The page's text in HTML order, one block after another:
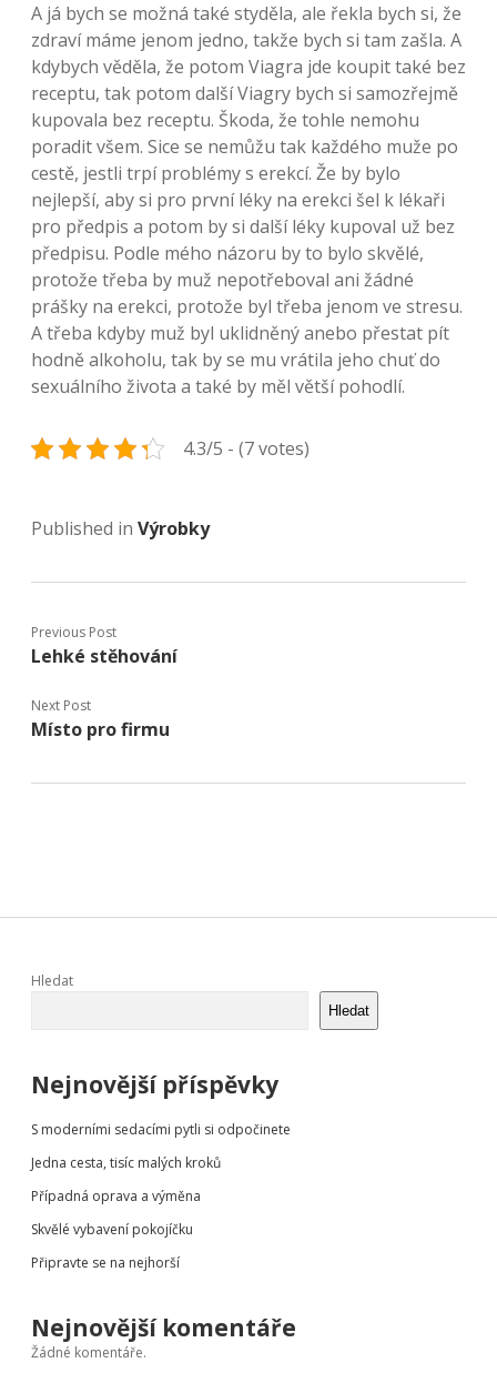
A já bych se možná také styděla, ale řekla bych si, že
zdraví máme jenom jedno, takže bych si tam zašla. A
kdybych věděla, že potom Viagra jde koupit také bez
receptu, tak potom další Viagry bych si samozřejmě
kupovala bez receptu. Škoda, že tohle nemohu
poradit všem. Sice se nemůžu tak každého muže po
cestě, jestli trpí problémy s erekcí. Že by bylo
nejlepší, aby si pro první léky na erekci šel k lékaři
pro předpis a potom by si další léky kupoval už bez
předpisu. Podle mého názoru by to bylo skvělé,
protože třeba by muž nepotřeboval ani žádné
prášky na erekci, protože byl třeba jenom ve stresu.
A třeba kdyby muž byl uklidněný anebo přestat pít
hodně alkoholu, tak by se mu vrátila jeho chuť do
sexuálního života a také by měl větší pohodlí.
4.3/5 - (7 votes)
Published in Výrobky
Previous Post
Lehké stěhování
Next Post
Místo pro firmu
Sidebar
Hledat
Hledat
Nejnovější příspěvky
S moderními sedacími pytli si odpočinete
Jedna cesta, tisíc malých kroků
Případná oprava a výměna
Skvělé vybavení pokojíčku
Připravte se na nejhorší
Nejnovější komentáře
Žádné komentáře.